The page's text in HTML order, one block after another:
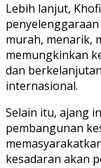
Lebih lanjut,
murah, menarik,
memungkinkan
dan
internasional.
Selain itu, ajang
pembangunan
kesadaran akan